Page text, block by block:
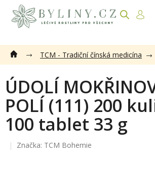
obsah
TCM - Tradiční čínská medicína
ÚDOLÍ
POLÍ (111) 200
100 tablet 33 g
Značka: TCM Bohemie